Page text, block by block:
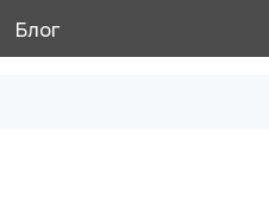
Блог